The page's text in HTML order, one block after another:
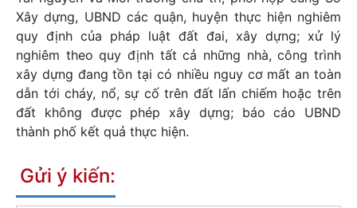
Xây dựng, UBND các quận, huyện thực hiện nghiêm
quy định của pháp luật đất đai, xây dựng; xử lý
nghiêm theo quy định tất cả những nhà, công trình
xây dựng đang tồn tại có nhiều nguy cơ mất an toàn
dẫn tới cháy, nổ, sự cố trên đất lấn chiếm hoặc trên
đất không được phép xây dựng; báo cáo UBND
thành phố kết quả thực hiện.
Gửi ý kiến: